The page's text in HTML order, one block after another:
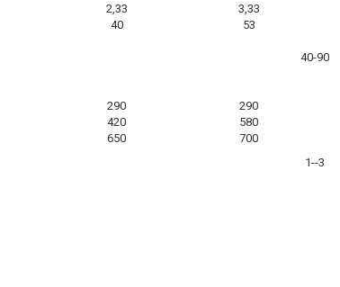
2,33 3,33
40 53
40-90
290 290
420 580
650 700
1--3